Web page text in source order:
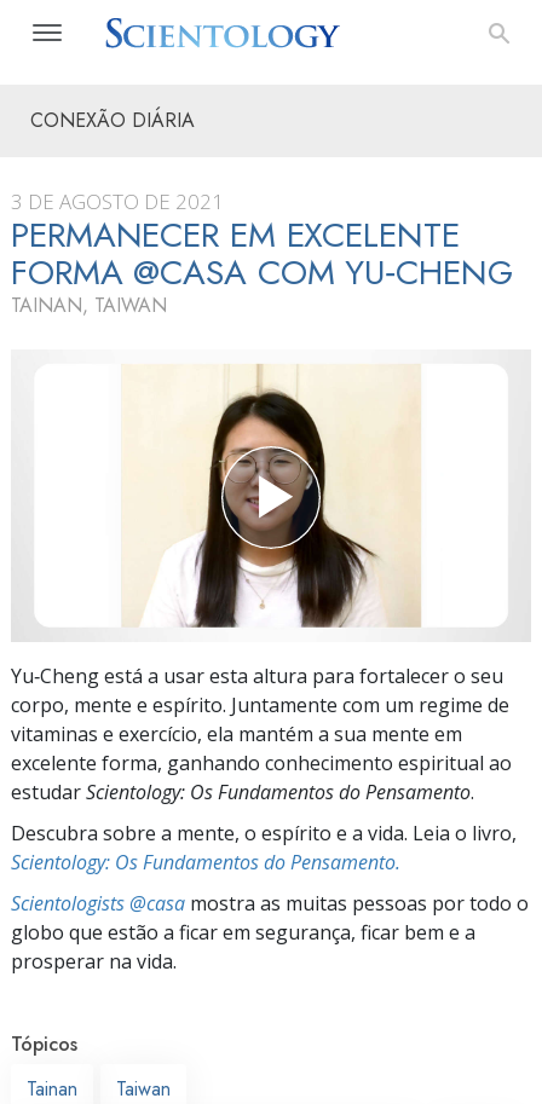
CONEXÃO DIÁRIA
3 DE AGOSTO DE 2021
PERMANECER EM EXCELENTE
FORMA @CASA COM YU‑CHENG
TAINAN, TAIWAN
Yu‑Cheng está a usar esta altura para fortalecer o seu
corpo, mente e espírito. Juntamente com um regime de
vitaminas e exercício, ela mantém a sua mente em
excelente forma, ganhando conhecimento espiritual ao
estudarScientology: Os Fundamentos do Pensamento.
Descubra sobre a mente, o espírito e a vida. Leia o livro,
Scientology: Os Fundamentos do Pensamento.
Scientologists @casa mostra as muitas pessoas por todo o
globo que estão a ficar em segurança, ficar bem e a
prosperar na vida.
Tópicos
Tainan
Taiwan